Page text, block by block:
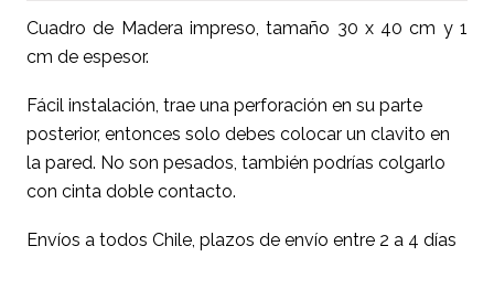
Cuadro de Madera impreso, tamaño 30 x 40 cm y 1
cm de espesor.
Fácil instalación, trae una perforación en su parte
posterior, entonces solo debes colocar un clavito en
la pared. No son pesados, también podrías colgarlo
con cinta doble contacto.
Envíos a todos Chile, plazos de envío entre 2 a 4 días